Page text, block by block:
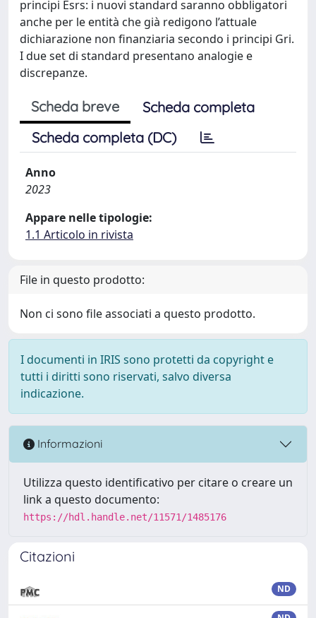
principi Esrs: i nuovi standard saranno obbligatori
anche per le entità che già redigono l’attuale
dichiarazione non finanziaria secondo i principi Gri.
I due set di standard presentano analogie e
discrepanze.
Scheda breve
Scheda completa
Scheda completa (DC)
Anno
2023
Appare nelle tipologie:
1.1 Articolo in rivista
File in questo prodotto:
Non ci sono file associati a questo prodotto.
I documenti in IRIS sono protetti da copyright e
tutti i diritti sono riservati, salvo diversa
indicazione.
Informazioni
Utilizza questo identificativo per citare o creare un
link a questo documento:
https://hdl.handle.net/11571/1485176
Citazioni
ND